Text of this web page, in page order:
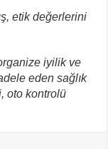
etik değerlerini
iyilik ve
eden sağlık
oto kontrolü